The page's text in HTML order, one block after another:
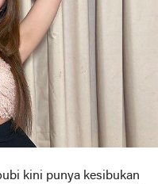
kini punya kesibukan